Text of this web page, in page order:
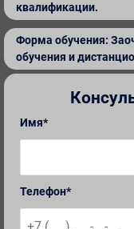
квалификации.
Форма обучения:
обучения и
Имя*
Телефон*